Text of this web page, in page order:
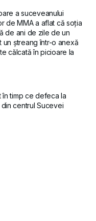
a suceveanului
de MMA a aflat că soția
de ani de zile de un
un ștreang într-o anexă
călcată în picioare la
timp ce defeca la
centrul Sucevei